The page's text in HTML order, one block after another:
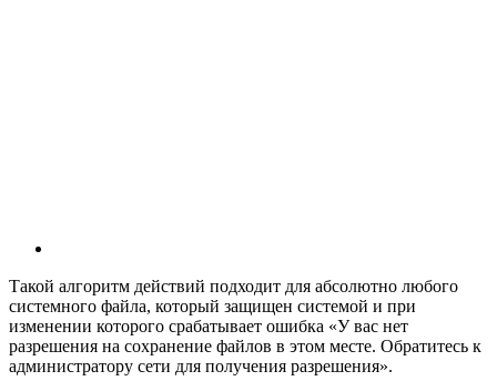
Такой алгоритм действий подходит для абсолютно любого
системного файла, который защищен системой и при
изменении которого срабатывает ошибка «У вас нет
разрешения на сохранение файлов в этом месте. Обратитесь к
администратору сети для получения разрешения».